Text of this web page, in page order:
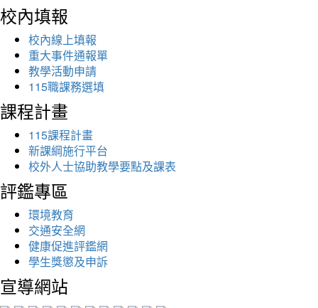
校內填報
校內線上填報
重大事件通報單
教學活動申請
115職課務選填
課程計畫
115課程計畫
新課綱施行平台
校外人士協助教學要點及課表
評鑑專區
環境教育
交通安全網
健康促進評鑑網
學生獎懲及申訴
宣導網站